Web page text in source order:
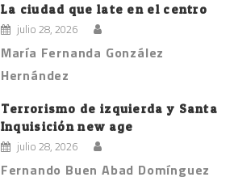
La ciudad que late en el centro
julio 28, 2026
María Fernanda González
Hernández
Terrorismo de izquierda y Santa
Inquisición new age
julio 28, 2026
Fernando Buen Abad Domínguez